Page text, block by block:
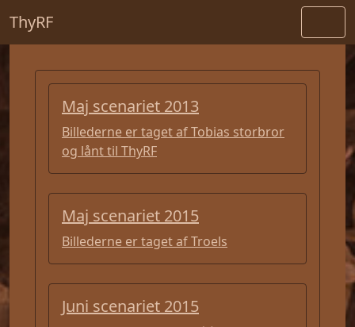
ThyRF
Maj scenariet 2013
Billederne er taget af Tobias storbror
og lånt til ThyRF
Maj scenariet 2015
Billederne er taget af Troels
Juni scenariet 2015